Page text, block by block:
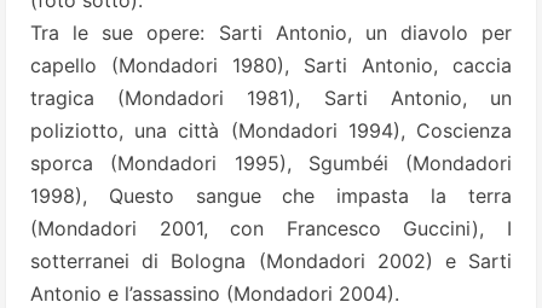
Tra le sue opere: Sarti Antonio, un diavolo per
capello (Mondadori 1980), Sarti Antonio, caccia
tragica (Mondadori 1981), Sarti Antonio, un
poliziotto, una città (Mondadori 1994), Coscienza
sporca (Mondadori 1995), Sgumbéi (Mondadori
1998), Questo sangue che impasta la terra
(Mondadori 2001, con Francesco Guccini), I
sotterranei di Bologna (Mondadori 2002) e Sarti
Antonio e l’assassino (Mondadori 2004).